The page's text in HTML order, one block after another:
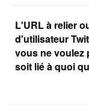
L'URL à relier
d'utilisateur
vous ne voulez
soit lié à quoi